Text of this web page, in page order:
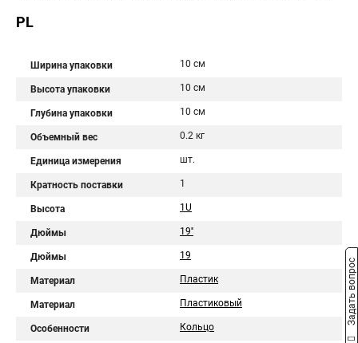
PL
Ширина упаковки 10 см
Высота упаковки 10 см
Глубина упаковки 10 см
Объемный вес 0.2 кг
Единица измерения шт.
Кратность поставки 1
Высота 1U
Дюймы 19''
Дюймы 19
Материал Пластик
Материал Пластиковый
Особенности Кольцо Задать вопрос